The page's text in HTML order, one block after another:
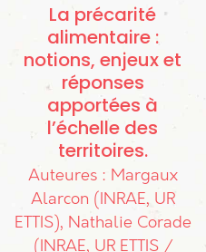
La précarité
alimentaire :
notions, enjeux et
réponses
apportées à
l’échelle des
territoires
Auteures : Margaux
Alarcon (INRAE, UR
ETTIS), Nathalie Corade
(INRAE, UR ETTIS /